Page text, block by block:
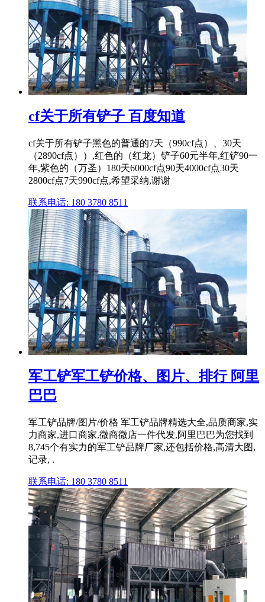
cf关于所有铲子 百度知道
cf关于所有铲子黑色的普通的7天（990cf点）、30天
（2890cf点））,红色的（红龙）铲子60元半年,红铲90一
年,紫色的（万圣）180天6000cf点90天4000cf点30天
2800cf点7天990cf点,希望采纳,谢谢
联系电话: 180 3780 8511
军工铲军工铲价格、图片、排行 阿里
巴巴
军工铲品牌/图片/价格 军工铲品牌精选大全,品质商家,实
力商家,进口商家,微商微店一件代发,阿里巴巴为您找到
8,745个有实力的军工铲品牌厂家,还包括价格,高清大图,
记录, .
联系电话: 180 3780 8511